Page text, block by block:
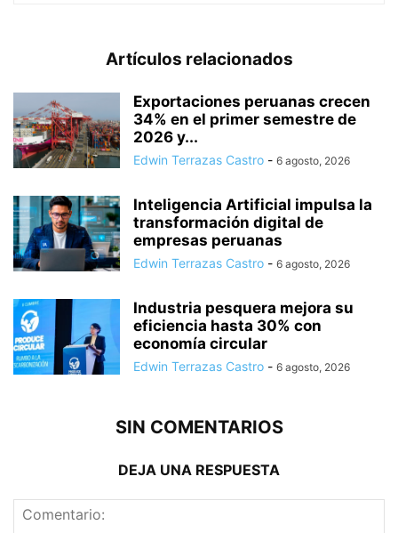
Artículos relacionados
Exportaciones peruanas crecen
34% en el primer semestre de
2026 y...
Edwin Terrazas Castro - 6 agosto, 2026
Inteligencia Artificial impulsa la
transformación digital de
empresas peruanas
Edwin Terrazas Castro - 6 agosto, 2026
Industria pesquera mejora su
eficiencia hasta 30% con
economía circular
Edwin Terrazas Castro - 6 agosto, 2026
SIN COMENTARIOS
DEJA UNA RESPUESTA